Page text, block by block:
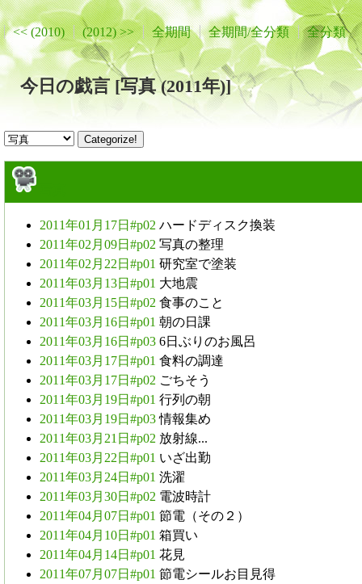
<< (2010) (2012) >> 全期間 全期間/全分類 全分類
今日の戯言 [写真 (2011年)]
2011年01月17日#p02 ハードディスク換装
2011年02月09日#p02 写真の整理
2011年02月22日#p01 研究室で塗装
2011年03月13日#p01 大地震
2011年03月15日#p02 食事のこと
2011年03月16日#p01 朝の日課
2011年03月16日#p03 6日ぶりのお風呂
2011年03月17日#p01 食料の調達
2011年03月17日#p02 ごちそう
2011年03月19日#p01 行列の朝
2011年03月19日#p03情報集め
2011年03月21日#p02 放射線...
2011年03月22日#p01 いざ出勤
2011年03月24日#p01 洗濯
2011年03月30日#p02 電波時計
2011年04月07日#p01 節電（その２）
2011年04月10日#p01 箱買い
2011年04月14日#p01 花見
2011年07月07日#p01 節電シールお目見得